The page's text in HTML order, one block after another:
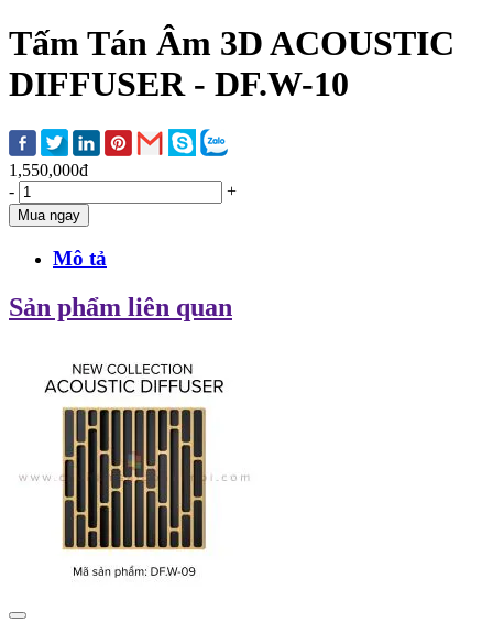
Tấm Tán Âm 3D ACOUSTIC
DIFFUSER - DF.W-10
1,550,000đ
-
+
Mua ngay
Mô tả
Sản phẩm liên quan